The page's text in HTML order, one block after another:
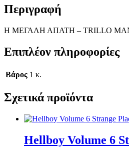
ποσότητα
Περιγραφή
Η ΜΕΓΑΛΗ ΑΠΑΤΗ – TRILLO
Επιπλέον πληροφορίες
Βάρος 1 κ.
Σχετικά προϊόντα
Hellboy Volume 6